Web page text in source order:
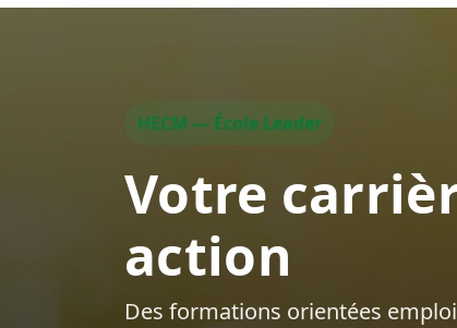
HECM — École Leader
Votre
action
Des formations orientées